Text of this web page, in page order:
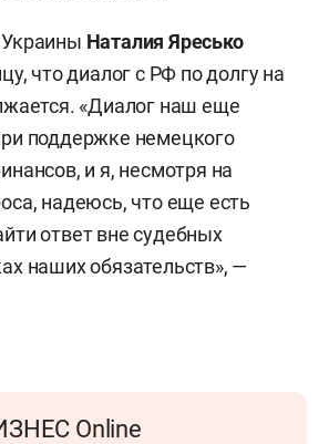
Наталия Яресько
что диалог с РФ по долгу на
«Диалог наш еще
поддержке немецкого
и я, несмотря на
надеюсь, что еще есть
ответ вне судебных
наших обязательств», —
Online